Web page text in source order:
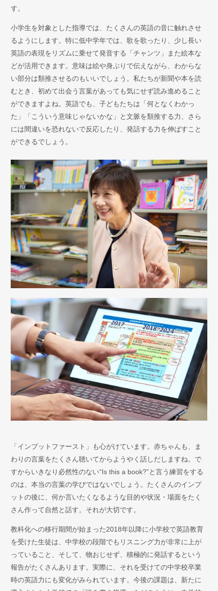
す。
小学生を対象とした指導では、たくさんの英語の音に触れさせ
るようにします。特に低中学年では、歌を歌ったり、少し長い
英語の表現をリズムに乗せて発音する「チャンツ」また絵本な
どが活用できます。意味は絵や身ぶりで伝えながら、わからな
い部分は類推させるのもいいでしょう。私たちが新聞や本を読
むとき、初めて出会う言葉があっても気にせず読み進めること
ができますよね。英語でも、子どもたちは「何となくわかっ
た」「こういう意味じゃないかな」と文脈を類推する力、さら
には間違いを恐れないで反応したり、発話する力を伸ばすこと
ができるでしょう。
「インプットファースト」も心がけています。赤ちゃんも、ま
わりの言葉をたくさん聴いてからようやく話しだしますね。で
すからいきなり必然性のない“Is this a book?”と言う練習をする
のは、本当の言葉の学びではないでしょう。たくさんのインプ
ットの後に、何か言いたくなるような目的や状況・場面をたく
さん作って自然と話す。それが大切です。
教科化への移行期間が始まった2018年以降に小学校で英語教育
を受けた生徒は、中学校の段階でもリスニング力が非常に上が
っていること、そして、物おじせず、積極的に発話するという
報告がたくさんあります。実際に、それを受けての中学校卒業
時の英語力にも変化がみられています。今後の課題は、新たに